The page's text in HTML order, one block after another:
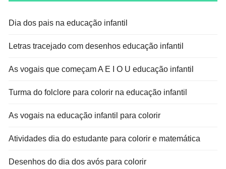
Dia dos pais na educação infantil
Letras tracejado com desenhos educação infantil
As vogais que começam A E I O U educação infantil
Turma do folclore para colorir na educação infantil
As vogais na educação infantil para colorir
Atividades dia do estudante para colorir e matemática
Desenhos do dia dos avós para colorir